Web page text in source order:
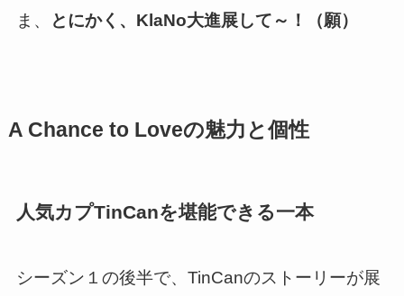
ま、 とにかく、KlaNo大進展して～！（願）
A Chance to Loveの魅力と個性
人気カプTinCanを堪能できる一本
シーズン１の後半で、TinCanのストーリーが展